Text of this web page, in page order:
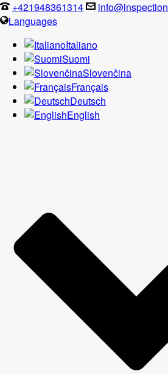
+421948361314
Languages
Italiano
Suomi
Slovenčina
Français
Deutsch
English